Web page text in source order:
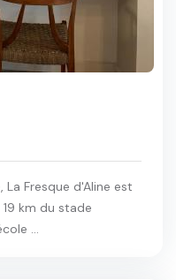
Fresque d'Aline est
km du stade
...